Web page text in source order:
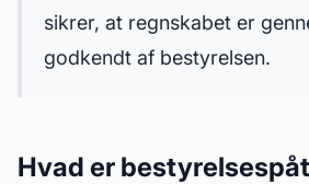
sikrer, at regnskabet er
godkendt af bestyrelsen.
Hvad er